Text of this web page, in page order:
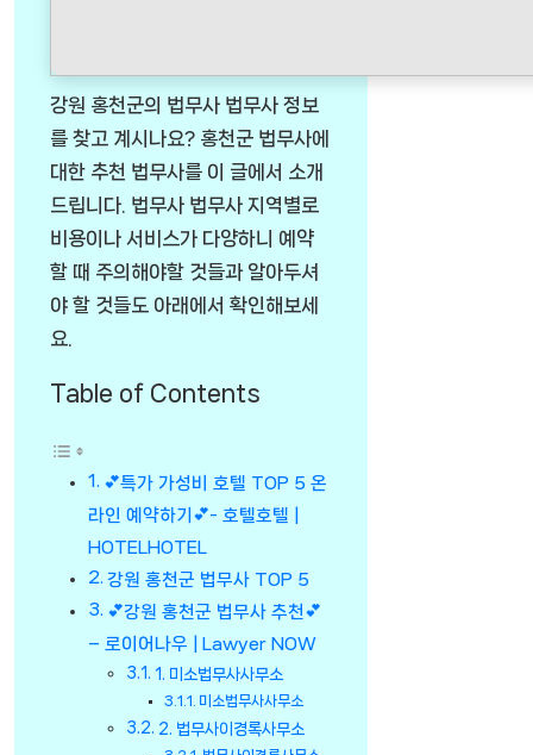
강원 홍천군의 법무사 법무사 정보
를 찾고 계시나요? 홍천군 법무사에
대한 추천 법무사를 이 글에서 소개
드립니다. 법무사 법무사 지역별로
비용이나 서비스가 다양하니 예약
할 때 주의해야할 것들과 알아두셔
야 할 것들도 아래에서 확인해보세
요.
Table of Contents
💕특가 가성비 호텔 TOP 5 온
라인 예약하기💕- 호텔호텔 |
HOTELHOTEL
강원 홍천군 법무사 TOP 5
💕강원 홍천군 법무사 추천💕
– 로이어나우 | Lawyer NOW
1. 미소법무사사무소
미소법무사사무소
2. 법무사이경록사무소